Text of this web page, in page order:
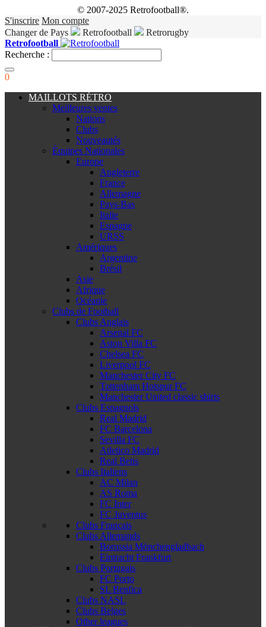
© 2007-2025 Retrofootball®.
S'inscrire Mon compte
Changer de Pays
Retrofootball
Retrorugby
Retrofootball
Recherche :
0
MAILLOTS RÉTRO
Meilleures ventes
Nations
Clubs
Nouveautés
Équipes Nationales
Europe
Angleterre
France
Allemagne
Pays-Bas
Italie
Espagne
URSS
Amériques
Argentine
Brésil
Asie
Afrique
Océanie
Clubs de Football
Clubs Anglais
Arsenal FC
Aston Villa FC
Chelsea FC
Liverpool FC
Manchester City FC
Tottenham Hotspur FC
Manchester United classic shirts
Clubs Espagnols
Real Madrid
FC Barcelona
Sevilla FC
Atletico Madrid
Real Betis
Clubs Italiens
AC Milan
AS Roma
FC Inter
FC Juventus
Clubs Français
Clubs Allemands
Borussia Mönchengladbach
Eintracht Frankfurt
Clubs Portugais
FC Porto
SL Benfica
Clubs NASL
Clubs Belges
Other leagues